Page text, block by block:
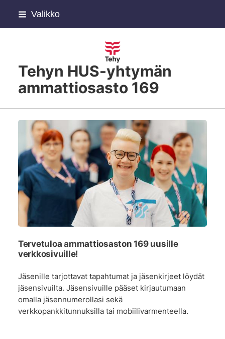
Siirry
Valikko
Tehyn HUS-yhtymän
ammattiosasto 169
Tervetuloa ammattiosaston 169 uusille
verkkosivuille!
Jäsenille tarjottavat tapahtumat ja jäsenkirjeet löydät
jäsensivuilta. Jäsensivuille pääset kirjautumaan
omalla jäsennumerollasi sekä
verkkopankkitunnuksilla tai mobiilivarmenteella.